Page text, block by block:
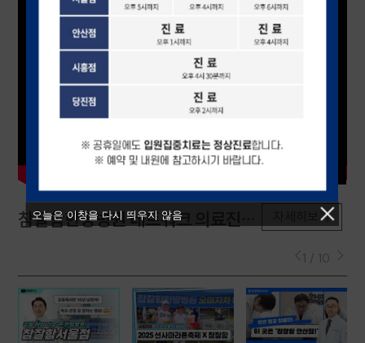
참잘함한방병원 네트워크 의료진
자세히보기
1 / 10
오늘은 이창을 다시 띄우지 않음